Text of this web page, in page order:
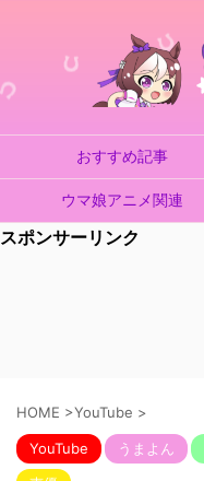
おすすめ記事
ウマ娘アニメ関連
スポンサーリンク
HOME >YouTube >
YouTube うまよん